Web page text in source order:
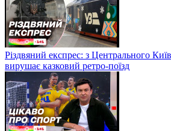
Різдвяний експрес: з Центрального
вирушає казковий ретро-поїзд